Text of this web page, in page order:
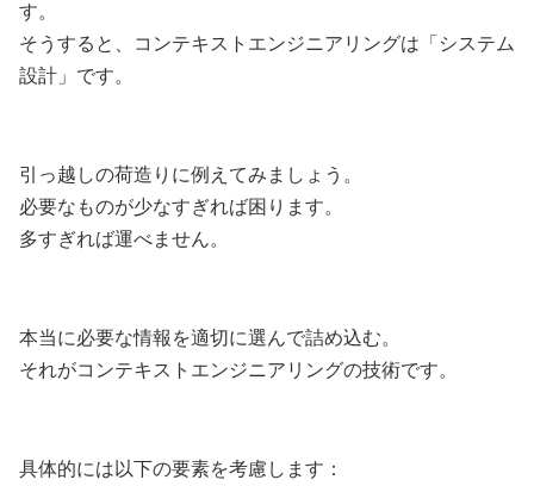
す。
そうすると、コンテキストエンジニアリングは「システム
設計」です。
引っ越しの荷造りに例えてみましょう。
必要なものが少なすぎれば困ります。
多すぎれば運べません。
本当に必要な情報を適切に選んで詰め込む。
それがコンテキストエンジニアリングの技術です。
具体的には以下の要素を考慮します：